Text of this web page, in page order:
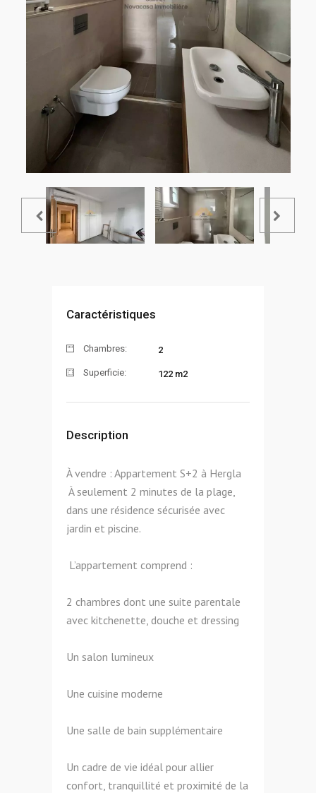
Caractéristiques
Chambres: 2
Superficie: 122 m2
Description
À vendre : Appartement S+2 à Hergla
À seulement 2 minutes de la plage,
dans une résidence sécurisée avec
jardin et piscine.
L’appartement comprend :
2 chambres dont une suite parentale
avec kitchenette, douche et dressing
Un salon lumineux
Une cuisine moderne
Une salle de bain supplémentaire
Un cadre de vie idéal pour allier
confort, tranquillité et proximité de la